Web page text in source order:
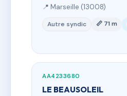
📍 Marseille (13008)
Autre syndic 📏 71 m
AA4233680
LE BEAUSOLEIL